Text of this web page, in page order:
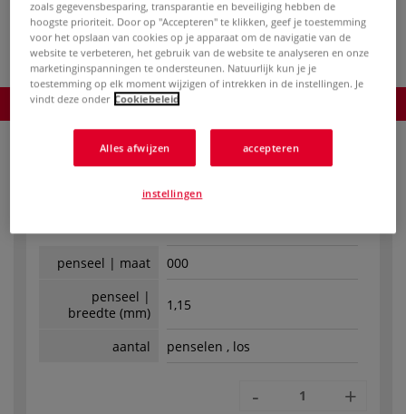
811 penseel ○ plat
— synthetisch
haar
812 penseel ○
kattentong —
synthetisch haar
WHITE 830
penseel ○ rond —
synthetisch haar
Product bestellen
penseel | maat
000
penseel |
breedte (mm)
1,15
aantal penselen , los
- +
zoals gegevensbesparing, transparantie en beveiliging hebben de
hoogste prioriteit. Door op "Accepteren" te klikken, geef je toestemming
voor het opslaan van cookies op je apparaat om de navigatie van de
website te verbeteren, het gebruik van de website te analyseren en onze
marketinginspanningen te ondersteunen. Natuurlijk kun je je
toestemming op elk moment wijzigen of intrekken in de instellingen. Je
vindt deze onder Cookiebeleid
Alles afwijzen accepteren
instellingen